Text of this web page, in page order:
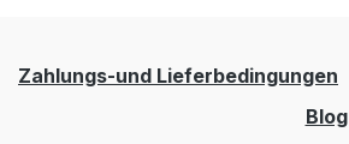
Zahlungs-und Lieferbedingungen
Blog